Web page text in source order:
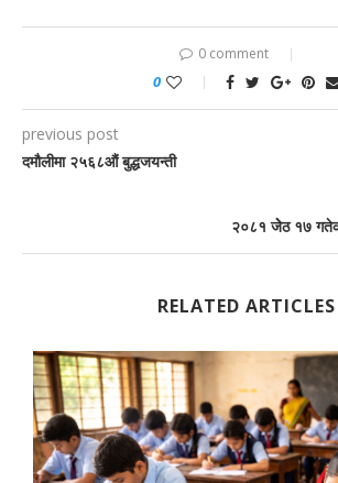
0 comment
0
previous post
दमौलीमा २५६८औं बुद्धजयन्ती
२०८१ जेेठ १७
RELATED ARTICLES